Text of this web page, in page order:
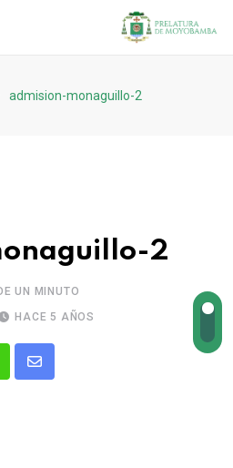
admision-monaguillo-2
2
UN MINUTO
HACE 5 AÑOS